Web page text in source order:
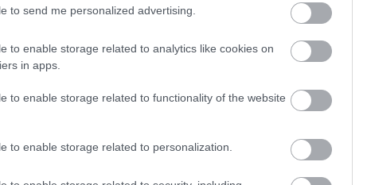
to send me personalized advertising.
to enable storage related to analytics like cookies on
in apps.
to enable storage related to functionality of the website
to enable storage related to personalization.
Magyarország munkaalapú és nem
az egyik legalacsonyabb munkanélküliség
így a munkaalapú társadalom
és tovább erősödnek. A
egyértelműek, a Gyurcsány-